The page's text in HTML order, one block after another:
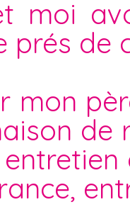
moi
prés de
mon
de